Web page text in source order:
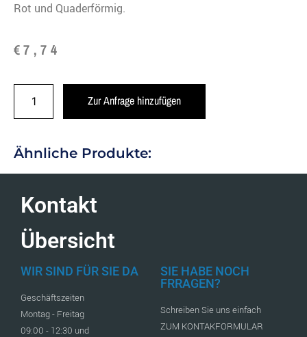
Rot und Quaderförmig.
€7,74
Zur Anfrage hinzufügen
Ähnliche Produkte:
Kontakt
Übersicht
WIR SIND FÜR SIE DA
Geschäftszeiten
Montag - Freitag
09:00 - 12:30 und
SIE HABE NOCH
FRRAGEN?
Schreiben Sie uns einfach
ZUM KONTAKFORMULAR